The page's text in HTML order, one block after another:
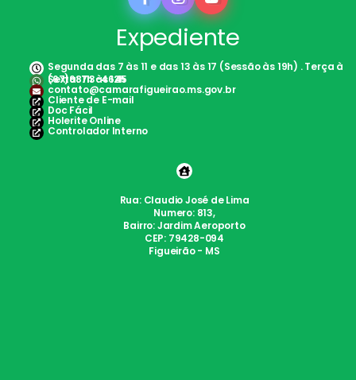
Expediente
Segunda das 7 às 11 e das 13 às 17 (Sessão às 19h) . Terça à
Sexta: 7h às 12h
(67)98113-4645
contato@camarafigueirao.ms.gov.br
Cliente de E-mail
Doc Fácil
Holerite Online
Controlador Interno
Rua: Claudio José de Lima
Numero: 813,
Bairro: Jardim Aeroporto
CEP: 79428-094
Figueirão - MS